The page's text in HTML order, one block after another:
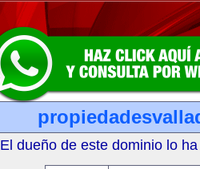
El dueño de este dominio lo